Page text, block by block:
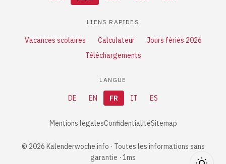
LIENS RAPIDES
Vacances scolaires Calculateur
Jours fériés 2026
Téléchargements
LANGUE
DE EN FR IT ES
Mentions légalesConfidentialitéSitemap
© 2026 Kalenderwoche.info · Toutes les informations sans
garantie · 1ms